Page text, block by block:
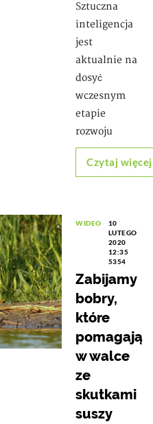
Sztuczna
inteligencja
jest
aktualnie na
dosyć
wczesnym
etapie
rozwoju
Czytaj więcej
WIDEO
10
LUTEGO
2020
12:35
5354
Zabijamy
bobry,
które
pomagają
w walce
ze
skutkami
suszy